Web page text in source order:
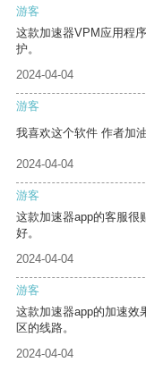
游客
这款加速器VPM应用程
护。
2024-04-04
游客
我喜欢这个软件 作者加油
2024-04-04
游客
这款加速器app的客服很
好。
2024-04-04
游客
这款加速器app的加速效
区的线路。
2024-04-04